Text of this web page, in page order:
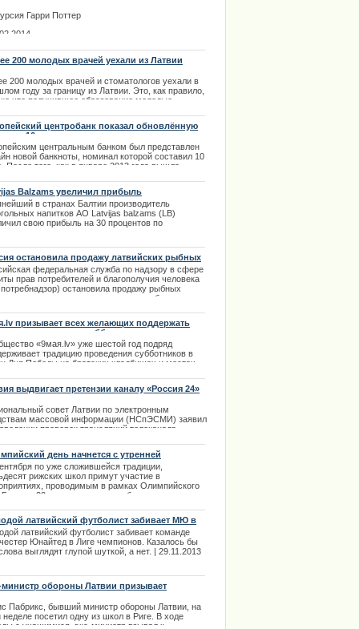
Гарри Поттер
200 молодых врачей уехали из Латвии
200 молодых врачей и стоматологов уехали в
году за границу из Латвии. Это, как правило,
что получившее образование молодые
нашли себе работу в Великобритании и
центробанк показал обновлённую
в 10 евро
центральным банком был представлен
новой банкноты, номинал которой составил 10
После того, как в январе 2013 года вышла
в дизайне которой присутствует финикийская
Европы.
Balzams увеличил прибыль
в странах Балтии производитель
напитков АО Latvijas balzams (LB)
свою прибыль на 30 процентов по
остановила продажу латвийских рыбных
федеральная служба по надзору в сфере
прав потребителей и благополучия человека
остановила продажу рыбных
в связи с несоответствием требованиям
сегодня официально известила об
призывает всех желающих поддержать
проведения субботников
«9мая.lv» уже шестой год подряд
традицию проведения субботников в
Дня Победы на братских кладбищах и местах
выдвигает претензии каналу «Россия 24»
совет Латвии по электронным
массовой информации (НСпЭСМИ) заявил
проверок трансляций телеканала
день начнется с утренней
по уже сложившейся традиции,
рижских школ примут участие в
проводимым в рамках Олимпийского
Больше 22 тысяч школьников будут заниматься
латвийский футболист забивает МЮ в
чемпионов
латвийский футболист забивает команде
Юнайтед в Лиге чемпионов. Казалось бы
выглядят глупой шуткой, а нет. | 29.11.2013
министр обороны Латвии призывает
Пабрикс, бывший министр обороны Латвии, на
неделе посетил одну из школ в Риге. В ходе
с учащимися, экс-министр взывал к